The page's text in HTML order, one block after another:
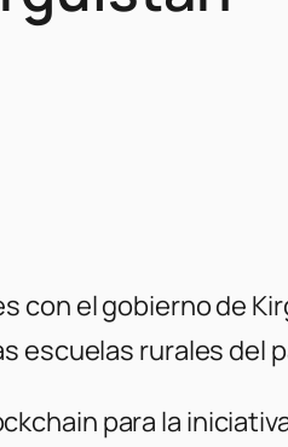
con el gobierno de
escuelas rurales del
para la